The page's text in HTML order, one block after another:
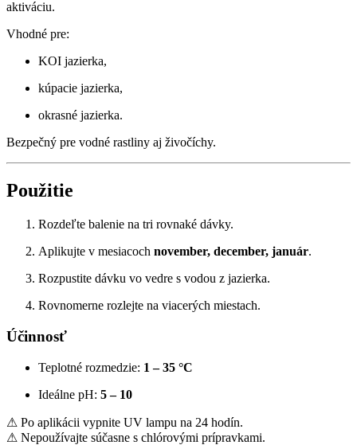
aktiváciu.
Vhodné pre:
KOI jazierka,
kúpacie jazierka,
okrasné jazierka.
Bezpečný pre vodné rastliny aj živočíchy.
Použitie
Rozdeľte balenie na tri rovnaké dávky.
Aplikujte v mesiacoch november, december, január.
Rozpustite dávku vo vedre s vodou z jazierka.
Rovnomerne rozlejte na viacerých miestach.
Účinnosť
Teplotné rozmedzie: 1 – 35 °C
Ideálne pH: 5 – 10
⚠ Po aplikácii vypnite UV lampu na 24 hodín.
⚠ Nepoužívajte súčasne s chlórovými prípravkami.